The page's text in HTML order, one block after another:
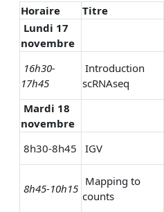
Horaire Titre
Lundi 17
novembre
16h30-
17h45
Introduction
scRNAseq
Mardi 18
novembre
8h30-8h45
IGV
8h45-10h15
Mapping to
counts